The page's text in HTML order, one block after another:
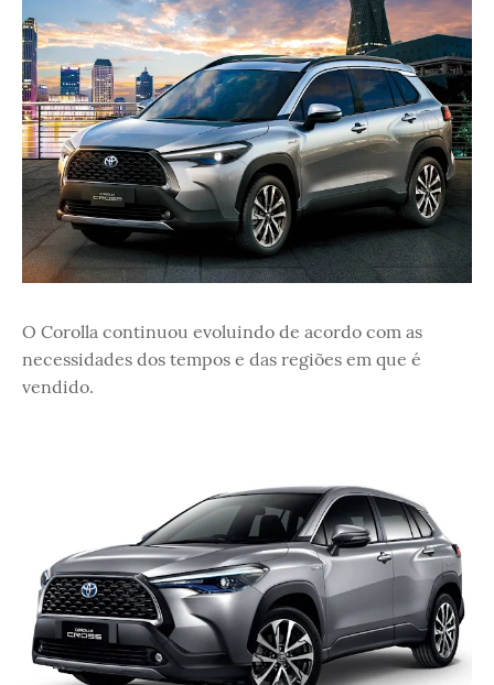
O Corolla continuou evoluindo de acordo com as
necessidades dos tempos e das regiões em que é
vendido.